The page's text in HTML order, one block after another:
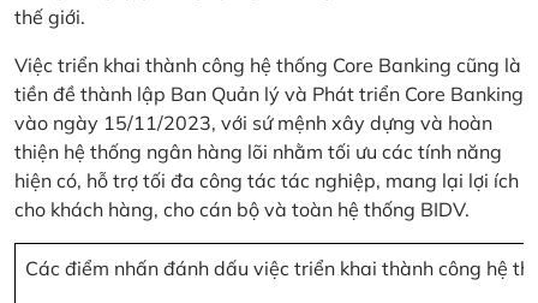
thế giới.
Việc triển khai thành công hệ thống Core Banking cũng là
tiền đề thành lập Ban Quản lý và Phát triển Core Banking
vào ngày 15/11/2023, với sứ mệnh xây dựng và hoàn
thiện hệ thống ngân hàng lõi nhằm tối ưu các tính năng
hiện có, hỗ trợ tối đa công tác tác nghiệp, mang lại lợi ích
cho khách hàng, cho cán bộ và toàn hệ thống BIDV.
Các điểm nhấn đánh dấu việc triển khai thành công hệ